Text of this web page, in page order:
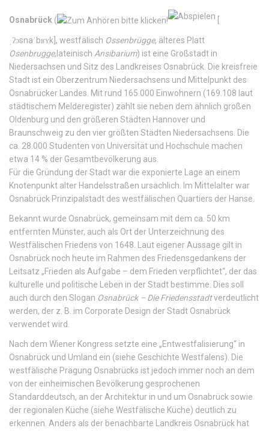
Osnabrück (
ˌʔɔsnaˈbʁʏk , westfälisch Ossenbrügge, älteres Platt
Osenbrugge,lateinisch Ansibarium) ist eine Großstadt in
Niedersachsen und Sitz des Landkreises Osnabrück. Die kreisfreie
Stadt ist ein Oberzentrum Niedersachsens und Mittelpunkt des
Osnabrücker Landes. Mit rund 165.000 Einwohnern (169.108 laut
städtischem Melderegister) zählt sie neben dem ähnlich großen
Oldenburg und den größeren Städten Hannover und
Braunschweig zu den vier größten Städten Niedersachsens. Die
ca. 28.000 Studenten von Universität und Hochschule machen
etwa 14 % der Gesamtbevölkerung aus.
Für die Gründung der Stadt war die exponierte Lage an einem
Knotenpunkt alter Handelsstraßen ursächlich. Im Mittelalter war
Osnabrück Prinzipalstadt des westfälischen Quartiers der Hanse.
Bekannt wurde Osnabrück, gemeinsam mit dem ca. 50 km
entfernten Münster, auch als Ort der Unterzeichnung des
Westfälischen Friedens von 1648. Laut eigener Aussage gilt in
Osnabrück noch heute im Rahmen des Friedensgedankens der
Leitsatz „Frieden als Aufgabe – dem Frieden verpflichtet“, der das
kulturelle und politische Leben in der Stadt bestimme. Dies soll
auch durch den Slogan Osnabrück – Die Friedensstadtverdeutlicht
werden, der z. B. im Corporate Design der Stadt Osnabrück
verwendet wird.
Nach dem Wiener Kongress setzte eine „Entwestfalisierung“ in
Osnabrück und Umland ein (siehe Geschichte Westfalens). Die
westfälische Prägung Osnabrücks ist jedoch immer noch an dem
von der einheimischen Bevölkerung gesprochenen
Standarddeutsch, an der Architektur in und um Osnabrück sowie
der regionalen Küche (siehe Westfälische Küche) deutlich zu
erkennen. Anders als der benachbarte Landkreis Osnabrück hat